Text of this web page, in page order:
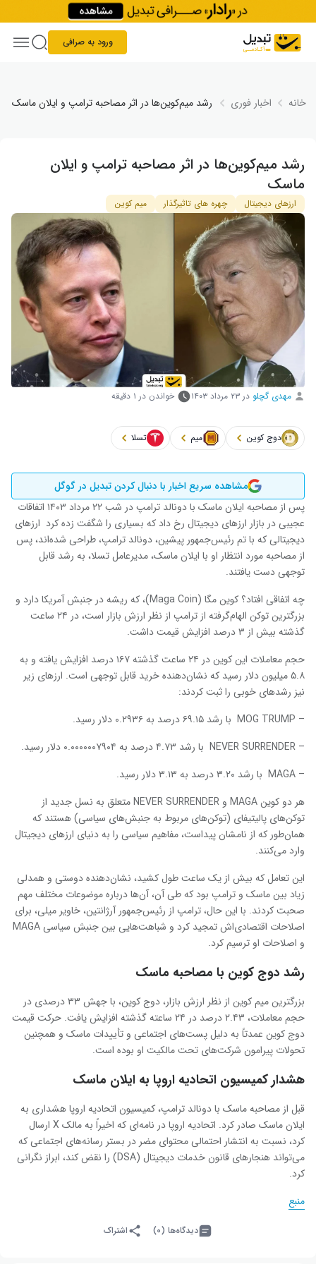
Skip to content
ورود به صرافی
خانه اخبار فوری رشد میم‌کوین‌ها در اثر مصاحبه ترامپ و ایلان ماسک
رشد میم‌کوین‌ها در اثر مصاحبه ترامپ و ایلان
ماسک
ارزهای دیجیتال چهره های تاثیرگذار میم کوین
مهدی گچلو در ۲۳ مرداد ۱۴۰۳ خواندن در ۱ دقیقه
دوج کوین میم تسلا
مشاهده سریع اخبار با دنبال کردن تبدیل در گوگل
پس از مصاحبه ایلان ماسک با دونالد ترامپ در شب ۲۲ مرداد ۱۴۰۳ اتفاقات
عجیبی در بازار ارزهای دیجیتال رخ داد که بسیاری را شگفت زده کرد ارزهای
دیجیتالی که با تم رئیس‌جمهور پیشین، دونالد ترامپ، طراحی شده‌اند، پس
از مصاحبه مورد انتظار او با ایلان ماسک، مدیرعامل تسلا، به رشد قابل
توجهی دست یافتند.
چه اتفاقی افتاد؟ کوین مگا (Maga Coin)، که ریشه در جنبش آمریکا دارد و
بزرگترین توکن الهام‌گرفته از ترامپ از نظر ارزش بازار است، در ۲۴ ساعت
گذشته بیش از ۳ درصد افزایش قیمت داشت.
حجم معاملات این کوین در ۲۴ ساعت گذشته ۱۶۷ درصد افزایش یافته و به
۵.۸ میلیون دلار رسید که نشان‌دهنده خرید قابل توجهی است. ارزهای زیر
نیز رشدهای خوبی را ثبت کردند:
– MOG TRUMP با رشد ۶۹.۱۵ درصد به ۰.۲۹۳۶ دلار رسید.
– NEVER SURRENDER با رشد ۴.۷۳ درصد به ۰.۰۰۰۰۰۰۷۹۰۴ دلار رسید.
– MAGA با رشد ۳.۲۰ درصد به ۳.۱۳ دلار رسید.
هر دو کوین MAGA و NEVER SURRENDER متعلق به نسل جدید از
توکن‌های پالیتیفای (توکن‌های مربوط به جنبش‌های سیاسی) هستند که
همان‌طور که از نامشان پیداست، مفاهیم سیاسی را به دنیای ارزهای دیجیتال
وارد می‌کنند.
این تعامل که بیش از یک ساعت طول کشید، نشان‌دهنده دوستی و همدلی
زیاد بین ماسک و ترامپ بود که طی آن، آن‌ها درباره موضوعات مختلف مهم
صحبت کردند. با این حال، ترامپ از رئیس‌جمهور آرژانتین، خاویر میلی، برای
اصلاحات اقتصادی‌اش تمجید کرد و شباهت‌هایی بین جنبش سیاسی MAGA
و اصلاحات او ترسیم کرد.
رشد دوج کوین با مصاحبه ماسک
بزرگترین میم کوین از نظر ارزش بازار، دوج کوین، با جهش ۳۳ درصدی در
حجم معاملات، ۲.۴۳ درصد در ۲۴ ساعته گذشته افزایش یافت. حرکت قیمت
دوج کوین عمدتاً به دلیل پست‌های اجتماعی و تأییدات ماسک و همچنین
تحولات پیرامون شرکت‌های تحت مالکیت او بوده است.
هشدار کمیسیون اتحادیه اروپا به ایلان ماسک
قبل از مصاحبه ماسک با دونالد ترامپ، کمیسیون اتحادیه اروپا هشداری به
ایلان ماسک صادر کرد. اتحادیه اروپا در نامه‌ای که اخیراً به مالک X ارسال
کرد، نسبت به انتشار احتمالی محتوای مضر در بستر رسانه‌های اجتماعی که
می‌تواند هنجارهای قانون خدمات دیجیتال (DSA) را نقض کند، ابراز نگرانی
کرد.
منبع
دیدگاه‌ها (۰) اشتراک